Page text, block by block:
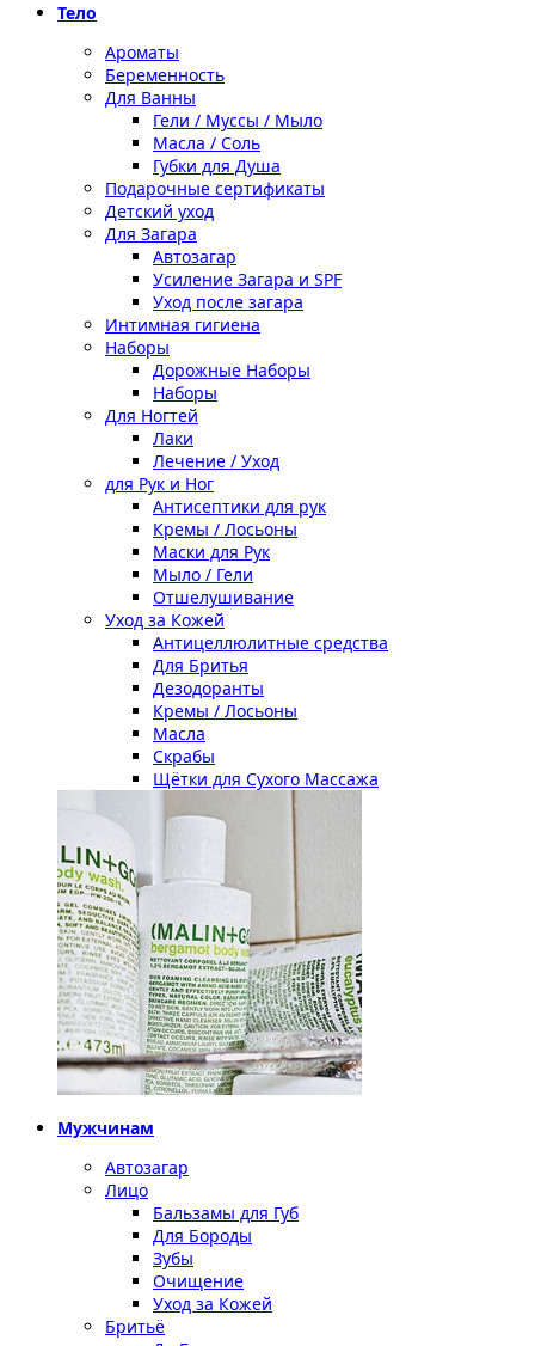
Тело
Ароматы
Беременность
Для Ванны
Гели / Муссы / Мыло
Масла / Соль
Губки для Душа
Подарочные сертификаты
Детский уход
Для Загара
Автозагар
Усиление Загара и SPF
Уход после загара
Интимная гигиена
Наборы
Дорожные Наборы
Наборы
Для Ногтей
Лаки
Лечение / Уход
для Рук и Ног
Антисептики для рук
Кремы / Лосьоны
Маски для Рук
Мыло / Гели
Отшелушивание
Уход за Кожей
Антицеллюлитные средства
Для Бритья
Дезодоранты
Кремы / Лосьоны
Масла
Скрабы
Щётки для Сухого Массажа
Мужчинам
Автозагар
Лицо
Бальзамы для Губ
Для Бороды
Зубы
Очищение
Уход за Кожей
Бритьё